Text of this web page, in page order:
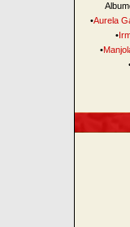
•Aurela
•
•